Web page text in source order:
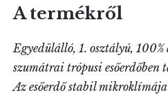
A termékről
Egyedülálló, 1. osztályú, 100%
szumátrai trópusi esőerdőben
Az esőerdő stabil